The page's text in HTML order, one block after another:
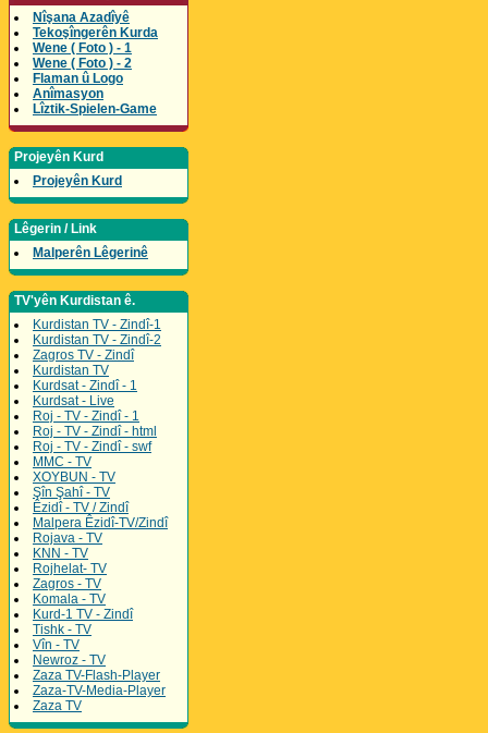
Nîşana Azadîyê
Tekoşîngerên Kurda
Wene ( Foto ) - 1
Wene ( Foto ) - 2
Flaman û Logo
Anîmasyon
Lîztik-Spielen-Game
Projeyên Kurd
Projeyên Kurd
Lêgerin / Link
Malperên Lêgerinê
TV'yên Kurdistan ê.
Kurdistan TV - Zindî-1
Kurdistan TV - Zindî-2
Zagros TV - Zindî
Kurdistan TV
Kurdsat - Zindî - 1
Kurdsat - Live
Roj - TV - Zindî - 1
Roj - TV - Zindî - html
Roj - TV - Zindî - swf
MMC - TV
XOYBUN - TV
Şîn Şahî - TV
Êzidî - TV / Zindî
Malpera Êzidî-TV/Zindî
Rojava - TV
KNN - TV
Rojhelat- TV
Zagros - TV
Komala - TV
Kurd-1 TV - Zindî
Tishk - TV
Vîn - TV
Newroz - TV
Zaza TV-Flash-Player
Zaza-TV-Media-Player
Zaza TV